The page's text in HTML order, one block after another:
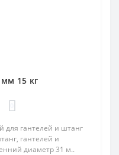
15 кг
для гантелей и штанг
гантелей и
диаметр 31 м..